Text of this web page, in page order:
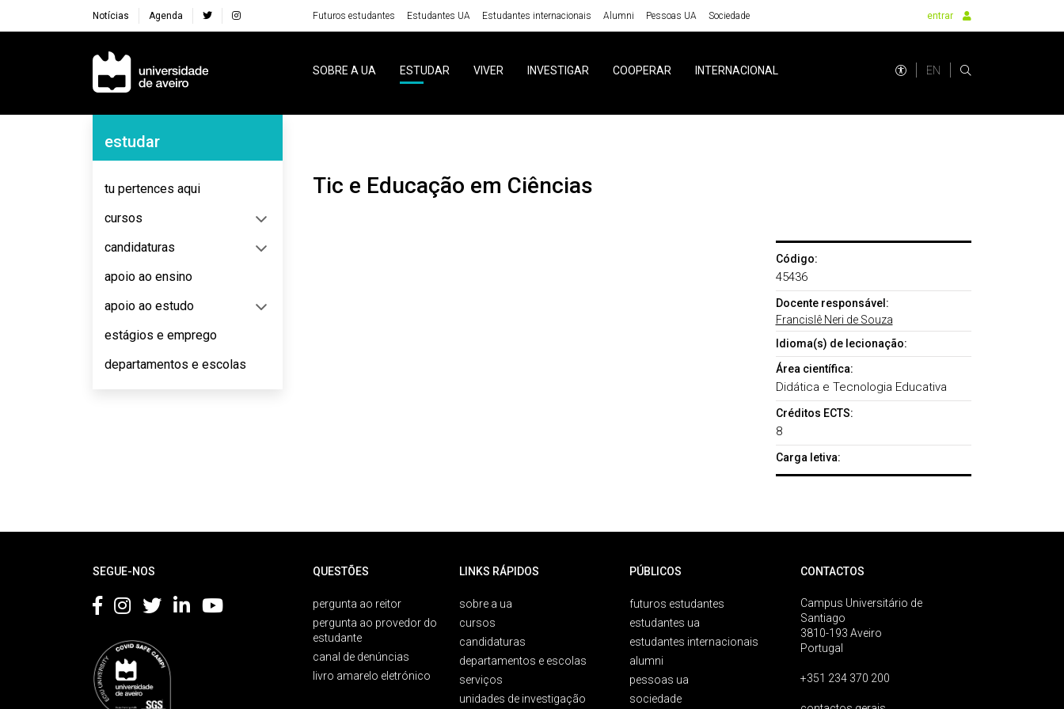
Notícias Agenda Futuros estudantes Estudantes UA Estudantes internacionais Alumni Pessoas UA Sociedade entrar
Navegação Principal
SOBRE A UA ESTUDAR VIVER INVESTIGAR COOPERAR INTERNACIONAL EN
Navegação Lateral
estudar
tu pertences aqui
cursos
candidaturas
apoio ao ensino
apoio ao estudo
estágios e emprego
departamentos e escolas
Tic e Educação em Ciências
Código:
45436
Docente responsável:
Francislê Neri de Souza
Idioma(s) de lecionação:
Área científica:
Didática e Tecnologia Educativa
Créditos ECTS:
8
Carga letiva:
SEGUE-NOS QUESTÕES
pergunta ao reitor
pergunta ao provedor do
estudante
canal de denúncias
livro amarelo eletrónico
LINKS RÁPIDOS
sobre a ua
cursos
candidaturas
departamentos e escolas
serviços
unidades de investigação
PÚBLICOS
futuros estudantes
estudantes ua
estudantes internacionais
alumni
pessoas ua
sociedade
CONTACTOS
Campus Universitário de
Santiago
3810-193 Aveiro
Portugal
+351 234 370 200